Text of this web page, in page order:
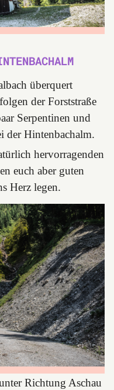
überquert
der Forststraße
Serpentinen und
der Hintenbachalm.
hervorragenden
euch aber guten
Herz legen.
Richtung Aschau